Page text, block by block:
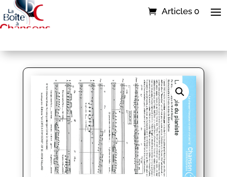
Articles 0